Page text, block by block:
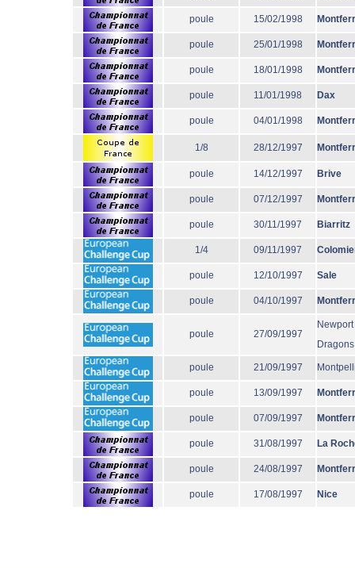
poule 15/02/1998
poule 25/01/1998
poule 18/01/1998
poule 11/01/1998 Dax
poule 04/01/1998
1/8 28/12/1997
poule 14/12/1997 Brive
poule 07/12/1997
poule 30/11/1997 Biarritz
1/4 09/11/1997
poule 12/10/1997 Sale
poule 04/10/1997
poule 27/09/1997
Newport
Dragons
poule 21/09/1997
poule 13/09/1997
poule 07/09/1997
poule 31/08/1997 La
poule 24/08/1997
poule 17/08/1997 Nice